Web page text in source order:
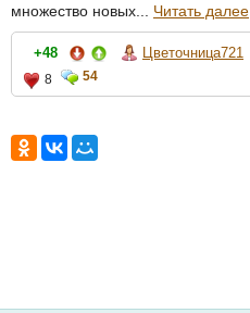
множество новых... Читать далее
+48 Цветочница721
8
54